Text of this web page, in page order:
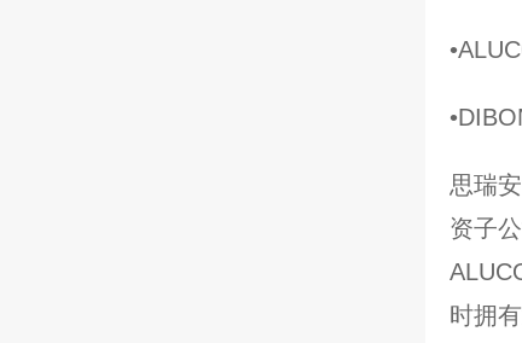
思瑞
资子
时拥